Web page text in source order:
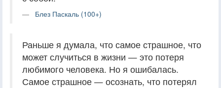
Блез Паскаль (100+)
Раньше я думала, что самое страшное, что
может случиться в жизни — это потеря
любимого человека. Но я ошибалась.
Самое страшное — осознать, что потерял